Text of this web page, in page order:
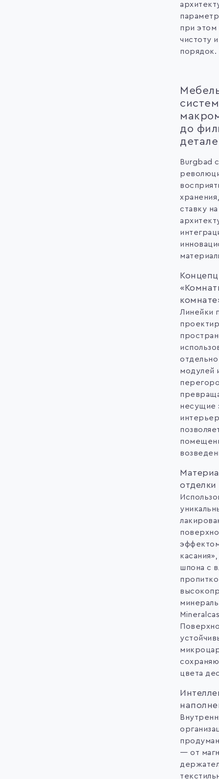
при этом
чистоту
порядок.
до
Burgbad
ставку на
Линейки
модулей
несущие
отделки
шпона с
цвета
— от